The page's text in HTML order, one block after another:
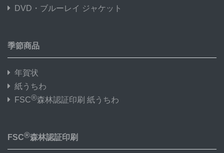
DVD・ブルーレイ ジャケット
季節商品
年賀状
紙うちわ
FSC®森林認証印刷 紙うちわ
FSC®森林認証印刷